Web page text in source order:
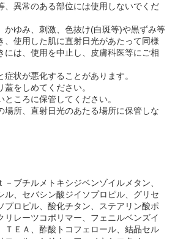
、異常のある部位には使用しないでくだ
かゆみ、刺激、色抜け(白斑等)や黒ずみ等
、使用した肌に直射日光があたって同様
には、使用を中止し、皮膚科医等にご相
状が悪化することがあります。
蓋をしめてください。
ところに保管してください。
場所、直射日光のあたる場所に保管しな
ブチルメトキシジベンゾイルメタン、
ル、セバシン酸ジイソプロピル、グリセ
プロピル、酸化チタン、ステアリン酸ポ
リレーツコポリマー、フェニルベンズイ
ＴＥＡ、酢酸トコフェロール、結晶セル